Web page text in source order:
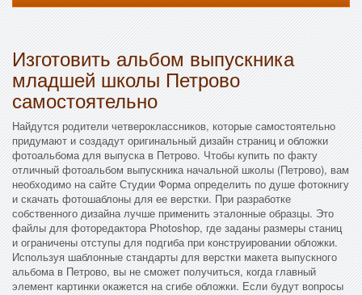
Изготовить альбом выпускника
младшей школы Петрово
самостоятельно
Найдутся родители четвероклассников, которые самостоятельно
придумают и создадут оригинальный дизайн страниц и обложки
фотоальбома для выпуска в Петрово. Чтобы купить по факту
отличный фотоальбом выпускника начальной школы (Петрово), вам
необходимо на сайте Студии Форма определить по душе фотокнигу
и скачать фотошаблоны для ее верстки. При разработке
собственного дизайна лучше применить эталонные образцы. Это
файлы для фоторедактора Photoshop, где заданы размеры станиц
и ограничены отступы для подгиба при конструировании обложки.
Используя шаблонные стандарты для верстки макета выпускного
альбома в Петрово, вы не сможет получиться, когда главный
элемент картинки окажется на сгибе обложки. Если будут вопросы